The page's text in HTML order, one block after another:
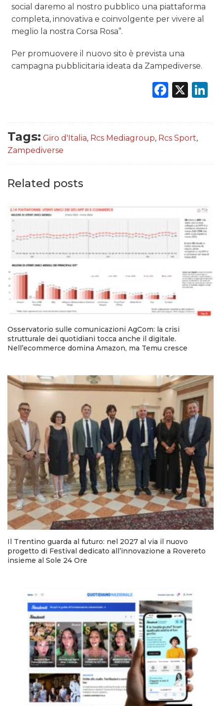
social daremo al nostro pubblico una piattaforma
completa, innovativa e coinvolgente per vivere al
meglio la nostra Corsa Rosa”.
Per promuovere il nuovo sito è prevista una
campagna pubblicitaria ideata da Zampediverse.
X
Tags: Giro d'Italia, Rcs Mediagroup, Rcs Sport,
Zampediverse
Related posts
Osservatorio sulle comunicazioni AgCom: la crisi
strutturale dei quotidiani tocca anche il digitale.
Nell’ecommerce domina Amazon, ma Temu cresce
Il Trentino guarda al futuro: nel 2027 al via il nuovo
progetto di Festival dedicato all’innovazione a Rovereto
insieme al Sole 24 Ore